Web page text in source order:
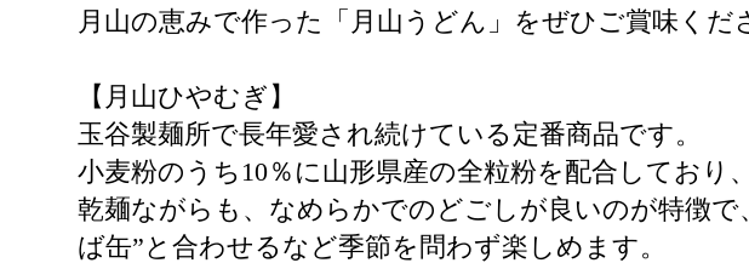
月山の恵みで作った「月山うどん」をぜひご賞味くだ
【月山ひやむぎ】
玉谷製麺所で長年愛され続けている定番商品です。
小麦粉のうち10％に山形県産の全粒粉を配合しており
乾麺ながらも、なめらかでのどごしが良いのが特徴で
ば缶”と合わせるなど季節を問わず楽しめます。